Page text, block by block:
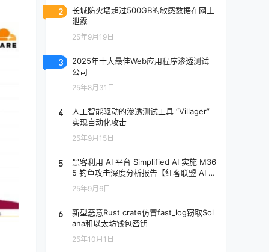
2
长城防火墙超过500GB的敏感数据在网上
泄露
25年9月19日
3
2025年十大最佳Web应用程序渗透测试
公司
25年8月31日
4
人工智能驱动的渗透测试工具 “Villager”
实现自动化攻击
25年9月15日
5
黑客利用 AI 平台 Simplified AI 实施 M36
5 钓鱼攻击深度分析报告【红客联盟 AI 分
析】
25年9月6日
6
新型恶意Rust crate仿冒fast_log窃取Sol
ana和以太坊钱包密钥
25年10月1日